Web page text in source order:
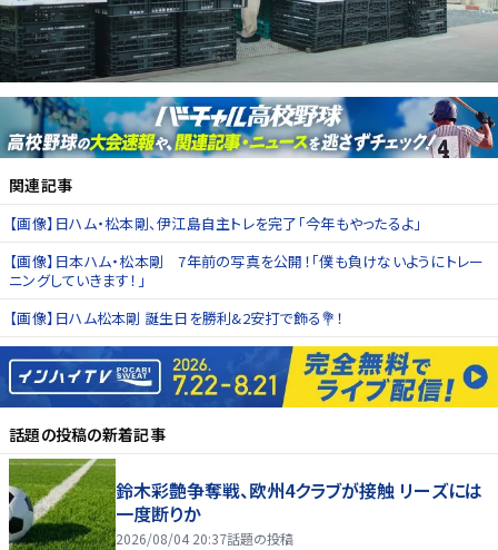
関連記事
【画像】日ハム・松本剛、伊江島自主トレを完了「今年もやったるよ」
【画像】日本ハム・松本剛 7年前の写真を公開！「僕も負けないようにトレー
ニングしていきます！」
【画像】日ハム松本剛 誕生日を勝利&2安打で飾る💐！
話題の投稿の新着記事
鈴木彩艶争奪戦、欧州4クラブが接触 リーズには
一度断りか
2026/08/04 20:37話題の投稿